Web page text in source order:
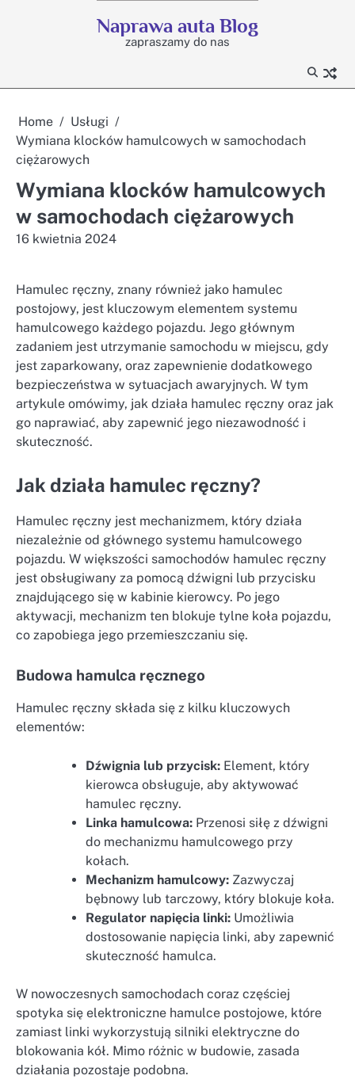
Naprawa auta Blog
zapraszamy do nas
Home
Usługi
Wymiana klocków hamulcowych w samochodach
ciężarowych
Wymiana klocków hamulcowych
w samochodach ciężarowych
16 kwietnia 2024
Hamulec ręczny, znany również jako hamulec
postojowy, jest kluczowym elementem systemu
hamulcowego każdego pojazdu. Jego głównym
zadaniem jest utrzymanie samochodu w miejscu, gdy
jest zaparkowany, oraz zapewnienie dodatkowego
bezpieczeństwa w sytuacjach awaryjnych. W tym
artykule omówimy, jak działa hamulec ręczny oraz jak
go naprawiać, aby zapewnić jego niezawodność i
skuteczność.
Jak działa hamulec ręczny?
Hamulec ręczny jest mechanizmem, który działa
niezależnie od głównego systemu hamulcowego
pojazdu. W większości samochodów hamulec ręczny
jest obsługiwany za pomocą dźwigni lub przycisku
znajdującego się w kabinie kierowcy. Po jego
aktywacji, mechanizm ten blokuje tylne koła pojazdu,
co zapobiega jego przemieszczaniu się.
Budowa hamulca ręcznego
Hamulec ręczny składa się z kilku kluczowych
elementów:
Dźwignia lub przycisk: Element, który
kierowca obsługuje, aby aktywować
hamulec ręczny.
Linka hamulcowa: Przenosi siłę z dźwigni
do mechanizmu hamulcowego przy
kołach.
Mechanizm hamulcowy: Zazwyczaj
bębnowy lub tarczowy, który blokuje koła.
Regulator napięcia linki: Umożliwia
dostosowanie napięcia linki, aby zapewnić
skuteczność hamulca.
W nowoczesnych samochodach coraz częściej
spotyka się elektroniczne hamulce postojowe, które
zamiast linki wykorzystują silniki elektryczne do
blokowania kół. Mimo różnic w budowie, zasada
działania pozostaje podobna.